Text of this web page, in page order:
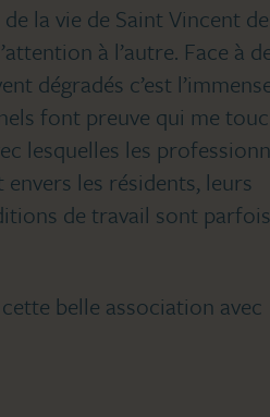
la vie de Saint Vincent
à l’autre. Face à
dégradés c’est
font preuve qui me
lesquelles les
les résidents, leurs
de travail sont parfois
belle association avec